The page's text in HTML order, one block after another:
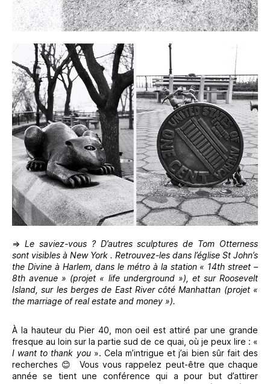
⇒ Le saviez-vous ? D’autres sculptures de Tom Otterness
sont visibles à New York . Retrouvez-les dans l’église St John’s
the Divine à Harlem, dans le métro à la station « 14th street –
8th avenue » (projet « life underground »), et sur Roosevelt
Island, sur les berges de East River côté Manhattan (projet «
the marriage of real estate and money »).
À la hauteur du Pier 40, mon oeil est attiré par une grande
fresque au loin sur la partie sud de ce quai, où je peux lire : «
I want to thank you». Cela m’intrigue et j’ai bien sûr fait des
recherches 😊
Vous vous rappelez peut-être que chaque
année se tient une conférence qui a pour but d’attirer